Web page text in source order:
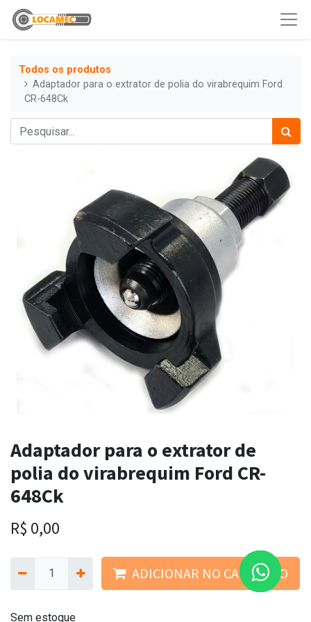
Todos os produtos
Adaptador para o extrator de polia do virabrequim Ford
CR-648Ck
Adaptador para o extrator de
polia do virabrequim Ford CR-
648Ck
R$ 0,00
ADICIONAR NO CARRINHO
Sem estoque